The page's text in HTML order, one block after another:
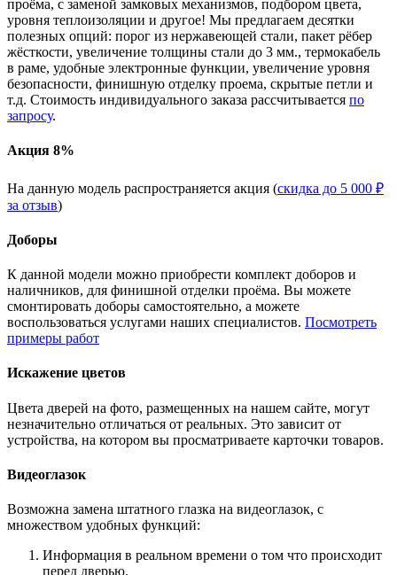
проёма, с заменой замковых механизмов, подбором цвета,
уровня теплоизоляции и другое! Мы предлагаем десятки
полезных опций: порог из нержавеющей стали, пакет рёбер
жёсткости, увеличение толщины стали до 3 мм., термокабель
в раме, удобные электронные функции, увеличение уровня
безопасности, финишную отделку проема, скрытые петли и
т.д. Стоимость индивидуального заказа рассчитывается по
запросу.
Акция 8%
На данную модель распространяется акция (скидка до 5 000 ₽
за отзыв)
Доборы
К данной модели можно приобрести комплект доборов и
наличников, для финишной отделки проёма. Вы можете
смонтировать доборы самостоятельно, а можете
воспользоваться услугами наших специалистов. Посмотреть
примеры работ
Искажение цветов
Цвета дверей на фото, размещенных на нашем сайте, могут
незначительно отличаться от реальных. Это зависит от
устройства, на котором вы просматриваете карточки товаров.
Видеоглазок
Возможна замена штатного глазка на видеоглазок, с
множеством удобных функций:
Информация в реальном времени о том что происходит
перед дверью.